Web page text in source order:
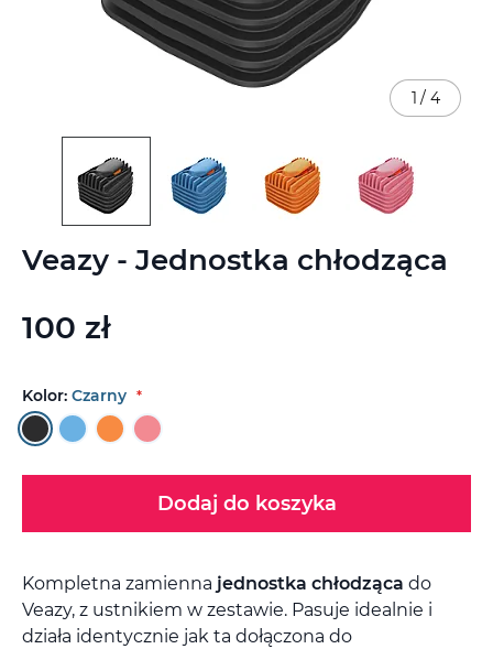
Veazy - Jednostka chłodząca
100 zł
Kolor: Czarny
Dodaj do koszyka
Kompletna zamienna jednostka chłodząca do
Veazy, z ustnikiem w zestawie. Pasuje idealnie i
działa identycznie jak ta dołączona do
1 / 4
na